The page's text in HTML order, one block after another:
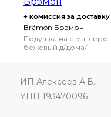
+ комиссия за доставку
Brämön Брэмон
Подушка на стул, серо-
бежевый д/дома/
ИП Алексеев А.В.
УНП 193470096